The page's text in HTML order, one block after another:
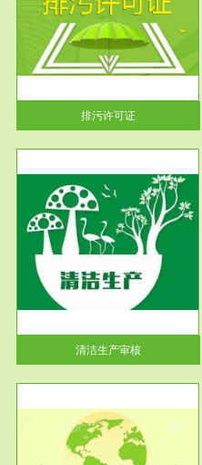
排污许可证
应急预案
根据《中华人民共和国环境保护
法》第十九条 企业事业单位应
当按照...
清洁生产审核
服务范围
安全评价
安全评价安全评价目的是查找、
分析和预测工程、系统、生产经
营活...
服务范围